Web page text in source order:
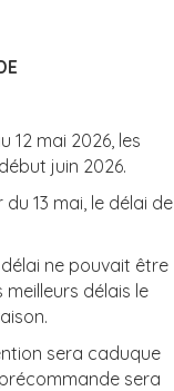
12 mai 2026, les
juin 2026.
13 mai, le délai de
ne pouvait être
délais le
sera caduque
sera